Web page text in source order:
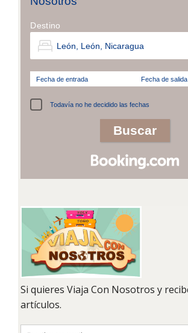
Destino
Fecha de entrada Fecha de salida
Todavía no he decidido las fechas